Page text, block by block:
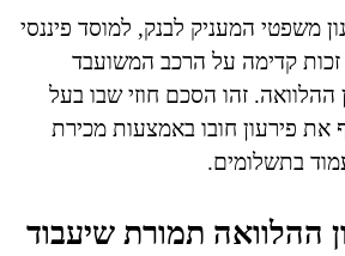
משפטי המעניק לבנק, למוסד פיננסי
זכות קדימה על הרכב המשועבד
זהו הסכם חוזי שבו בעל
את פירעון חובו באמצעות מכירת
בתשלומים.
ההלוואה תמורת שיעבוד